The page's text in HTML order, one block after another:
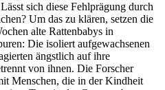
sich diese Fehlprägung durch
Um das zu klären, setzen die
alte Rattenbabys in
Die isoliert aufgewachsenen
ängstlich auf ihre
von ihnen. Die Forscher
Menschen, die in der Kindheit